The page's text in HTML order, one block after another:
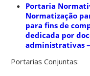
Portaria
Normatização
para fins de
dedicada por
administrativas –
Portarias Conjuntas: